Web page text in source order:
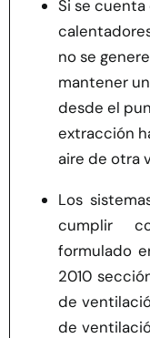
Si se
no se
mantener
desde el
extracción
aire de otra
Los
cumplir
formulado
2010
de
de